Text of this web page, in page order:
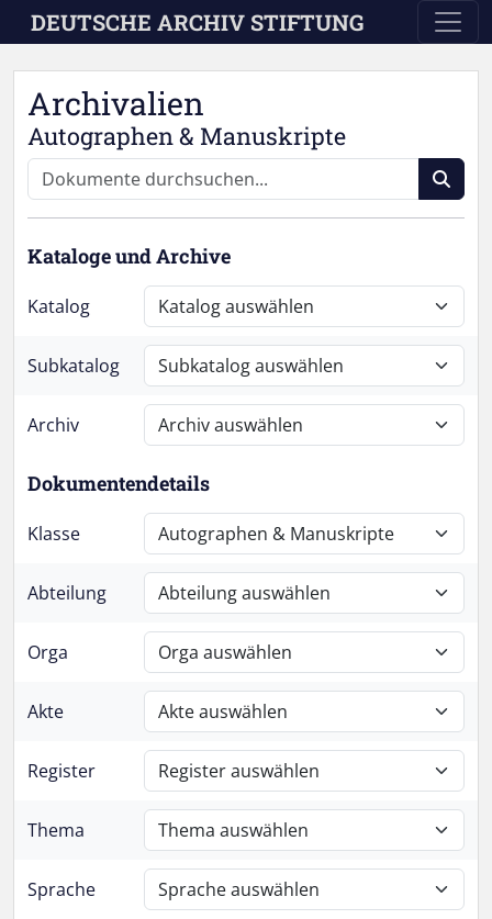
Skip to main content
DEUTSCHE ARCHIV STIFTUNG
Archivalien
Autographen & Manuskripte
Kataloge und Archive
Katalog
Subkatalog
Archiv
Dokumentendetails
Klasse
Abteilung
Orga
Akte
Register
Thema
Sprache